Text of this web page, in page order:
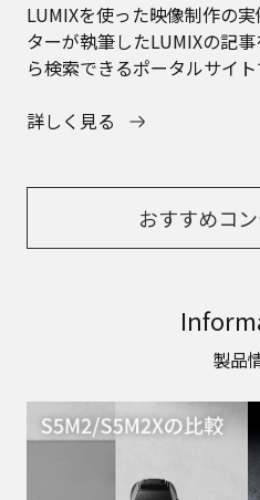
LUMIXを使った映像制作の
ターが執筆したLUMIXの記
ら検索できるポータルサイト
詳しく見る
おすすめコ
製品